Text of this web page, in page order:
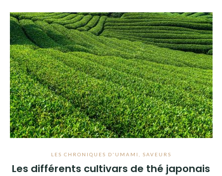
LES CHRONIQUES D'UMAMI SAVEURS
Les différents cultivars de thé japonais